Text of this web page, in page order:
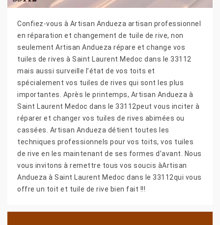
Confiez-vous à Artisan Andueza artisan professionnel
en réparation et changement de tuile de rive, non
seulement Artisan Andueza répare et change vos
tuiles de rives à Saint Laurent Medoc dans le 33112
mais aussi surveille l’état de vos toits et
spécialement vos tuiles de rives qui sont les plus
importantes. Après le printemps, Artisan Andueza à
Saint Laurent Medoc dans le 33112peut vous inciter à
réparer et changer vos tuiles de rives abimées ou
cassées. Artisan Andueza détient toutes les
techniques professionnels pour vos toits, vos tuiles
de rive en les maintenant de ses formes d’avant. Nous
vous invitons à remettre tous vos soucis àArtisan
Andueza à Saint Laurent Medoc dans le 33112qui vous
offre un toit et tuile de rive bien fait !!!